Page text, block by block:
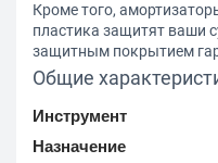
Кроме того,
пластика защитят ваши
защитным покрытием
Общие
Инструмент
Назначение